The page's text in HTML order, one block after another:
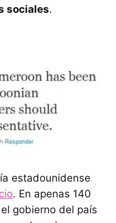
sociales.
estadounidense
. En apenas 140
gobierno del país